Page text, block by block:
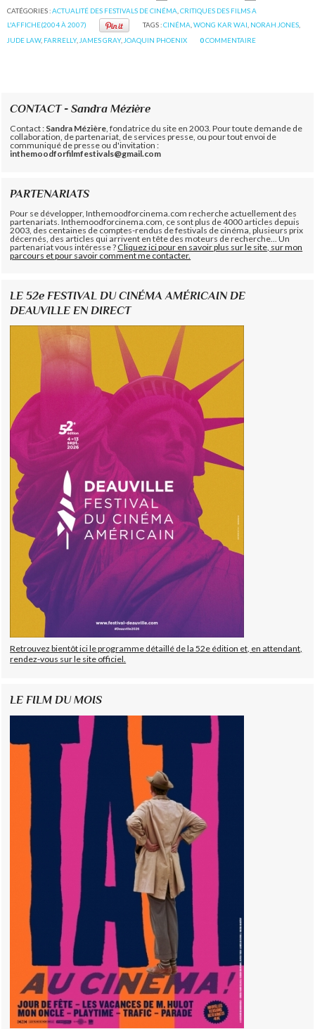
CATÉGORIES :ACTUALITÉ DES FESTIVALS DE CINÉMA ,CRITIQUES DES FILMS A
L'AFFICHE(2004 À 2007)
TAGS :CINÉMA WONG KAR WAI NORAH JONES,
JUDE LAW, FARRELLY, JAMES GRAY, JOAQUIN PHOENIX 0COMMENTAIRE
CONTACT - Sandra Mézière
Contact : Sandra Mézière , fondatrice du site en 2003. Pour toute demande de
collaboration, de partenariat, de services presse, ou pour tout envoi de
communiqué de presse ou d'invitation :
inthemoodforfilmfestivals@gmail.com
PARTENARIATS
Pour se développer, Inthemoodforcinema.com recherche actuellement des
partenariats. Inthemoodforcinema.com, ce sont plus de 4000 articles depuis
2003, des centaines de comptes-rendus de festivals de cinéma, plusieurs prix
décernés, des articles qui arrivent en tête des moteurs de recherche... Un
partenariat vous intéresse ?Cliquez ici pour en savoir plus sur le site, sur mon
parcours et pour savoir comment me contacter.
LE 52e FESTIVAL DU CINÉMA AMÉRICAIN DE
DEAUVILLE EN DIRECT
Retrouvez bientôt ici le programme détaillé de la 52e édition et, en attendant,
rendez-vous sur le site officiel.
LE FILM DU MOIS